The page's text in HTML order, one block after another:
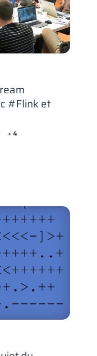
#Flink et
+ 4